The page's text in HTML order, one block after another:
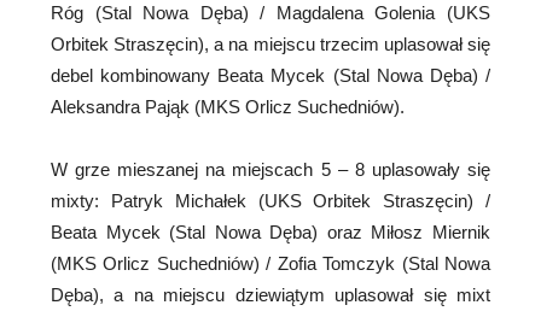
Róg (Stal Nowa Dęba) / Magdalena Golenia (UKS
Orbitek Straszęcin), a na miejscu trzecim uplasował się
debel kombinowany Beata Mycek (Stal Nowa Dęba) /
Aleksandra Pająk (MKS Orlicz Suchedniów).
W grze mieszanej na miejscach 5 – 8 uplasowały się
mixty: Patryk Michałek (UKS Orbitek Straszęcin) /
Beata Mycek (Stal Nowa Dęba) oraz Miłosz Miernik
(MKS Orlicz Suchedniów) / Zofia Tomczyk (Stal Nowa
Dęba), a na miejscu dziewiątym uplasował się mixt